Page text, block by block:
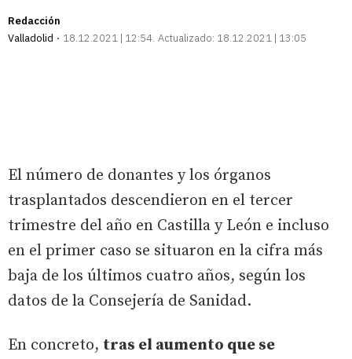
Redacción
Valladolid
18.12.2021 | 12:54 Actualizado: 18.12.2021 | 13:05
El número de donantes y los órganos
trasplantados descendieron en el tercer
trimestre del año en Castilla y León e incluso
en el primer caso se situaron en la cifra más
baja de los últimos cuatro años, según los
datos de la Consejería de Sanidad.
En concreto, tras el aumento que se